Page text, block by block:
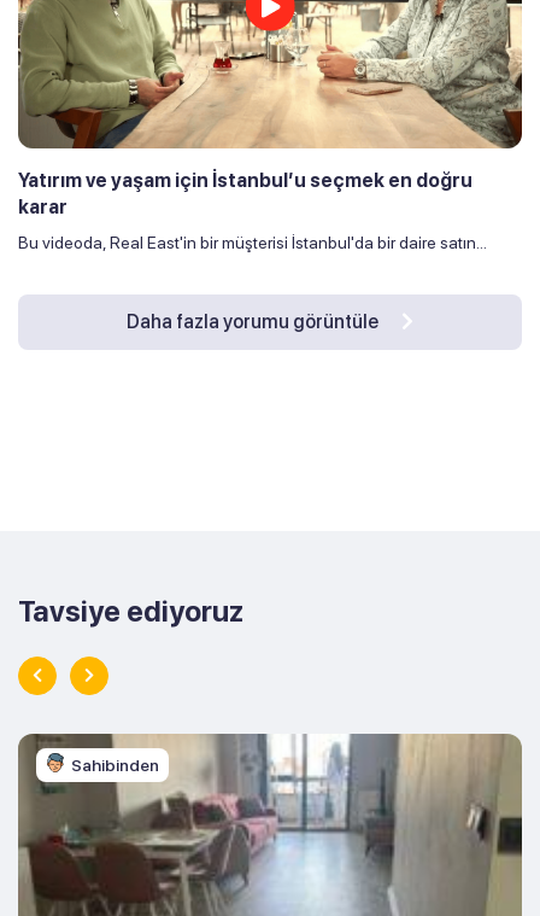
Yatırım ve yaşam için İstanbul’u seçmek en doğru
karar
Bu videoda, Real East'in bir müşterisi İstanbul'da bir daire satın...
Daha fazla yorumu görüntüle
Tavsiye ediyoruz
Sahibinden